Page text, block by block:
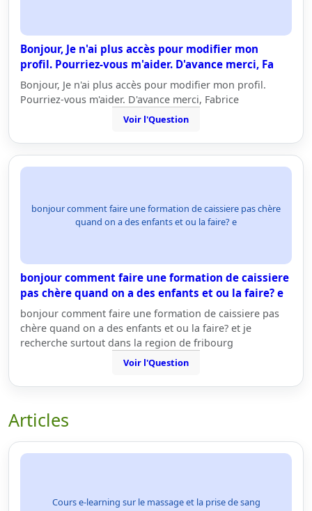
Bonjour, Je n'ai plus accès pour modifier mon
profil. Pourriez-vous m'aider. D'avance merci, Fa
Bonjour, Je n'ai plus accès pour modifier mon profil.
Pourriez-vous m'aider. D'avance merci, Fabrice
Voir l'Question
bonjour comment faire une formation de caissiere pas chère
quand on a des enfants et ou la faire? e
bonjour comment faire une formation de caissiere
pas chère quand on a des enfants et ou la faire? e
bonjour comment faire une formation de caissiere pas
chère quand on a des enfants et ou la faire? et je
recherche surtout dans la region de fribourg
Voir l'Question
Articles
Cours e-learning sur le massage et la prise de sang